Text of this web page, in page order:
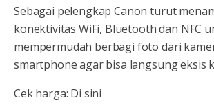
Sebagai pelengkap Canon turut
konektivitas WiFi, Bluetooth dan NFC
mempermudah berbagi foto dari
smartphone agar bisa langsung eksis
Cek harga: Di sini